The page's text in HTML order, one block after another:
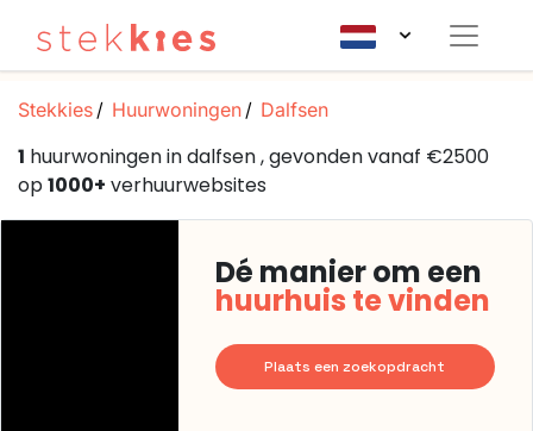
Stekkies Huurwoningen Dalfsen
1 huurwoningen in dalfsen , gevonden vanaf €2500
op1000+ verhuurwebsites
Dé manier om een
huurhuis te vinden
Plaats een zoekopdracht